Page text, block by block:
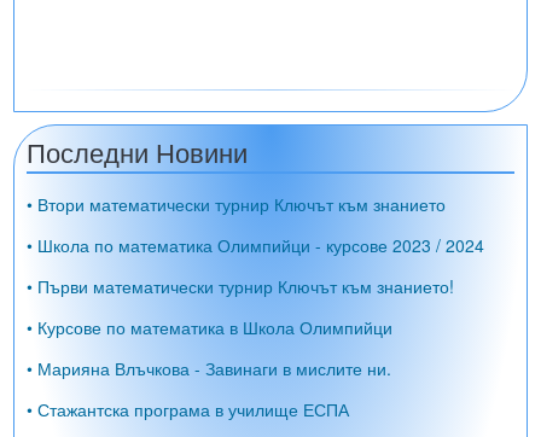
Последни Новини
• Втори математически турнир Ключът към знанието
• Школа по математика Олимпийци - курсове 2023 / 2024
• Първи математически турнир Ключът към знанието!
• Курсове по математика в Школа Олимпийци
• Марияна Влъчкова - Завинаги в мислите ни.
• Стажантска програма в училище ЕСПА